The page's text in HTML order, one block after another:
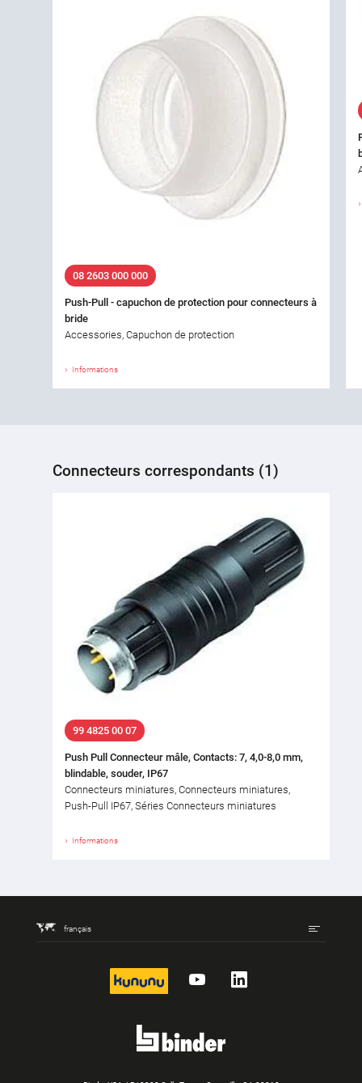
08 2603 000 000
Push-Pull - capuchon de protection pour connecteurs à
bride
Accessories, Capuchon de protection
Informations
Connecteurs correspondants (1)
99 4825 00 07
Push Pull Connecteur mâle, Contacts: 7, 4,0-8,0 mm,
blindable, souder, IP67
Connecteurs miniatures, Connecteurs miniatures,
Push-Pull IP67, Séries Connecteurs miniatures
Informations
français
kununu YouTubeLinkedIn